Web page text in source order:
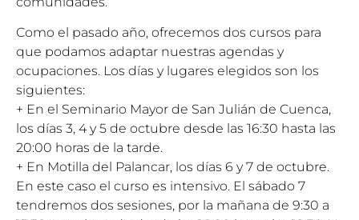
Como el pasado año, ofrecemos dos cursos para
que podamos adaptar nuestras agendas y
ocupaciones. Los días y lugares elegidos son los
siguientes:
+ En el Seminario Mayor de San Julián de Cuenca,
los días 3, 4 y 5 de octubre desde las 16:30 hasta las
20:00 horas de la tarde.
+ En Motilla del Palancar, los días 6 y 7 de octubre.
En este caso el curso es intensivo. El sábado 7
tendremos dos sesiones, por la mañana de 9:30 a